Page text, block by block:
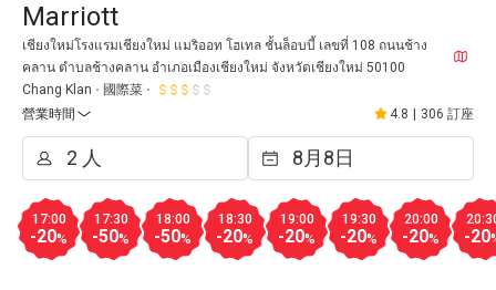
Marriott
เชียงใหม่โรงแรมเชียงใหม่ แมริออท โฮเทล ชั้นล็อบบี้ เลขที่ 108 ถนนช้าง
คลาน ตำบลช้างคลาน อำเภอเมืองเชียงใหม่ จังหวัดเชียงใหม่ 50100
Chang Klan
國際菜
營業時間
4.8 306 訂座
17:00
-20%
17:30
-50%
18:00
-50%
18:30
-20%
19:00
-20%
19:30
-20%
20:00
-20% -20